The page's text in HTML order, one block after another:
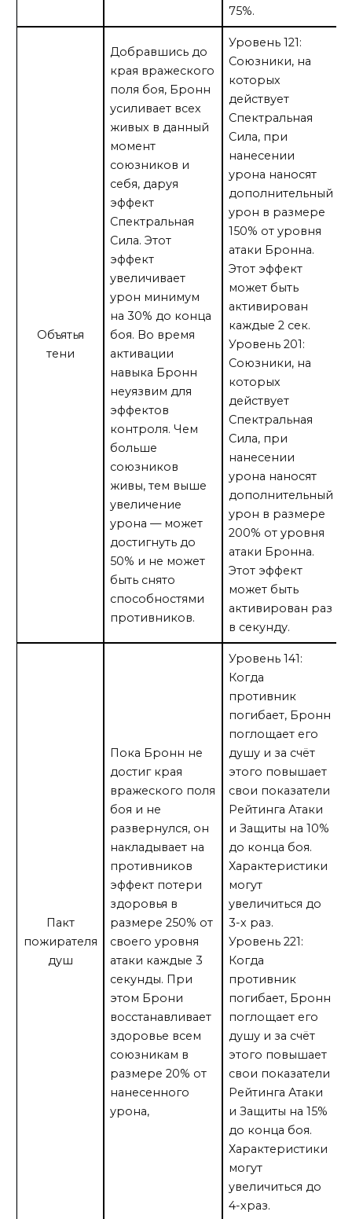
75%.
Объятья
тени
Добравшись до
края вражеского
поля боя, Бронн
усиливает всех
живых в данный
момент
союзников и
себя, даруя
эффект
Спектральная
Сила. Этот
эффект
увеличивает
урон минимум
на 30% до конца
боя. Во время
активации
навыка Бронн
неуязвим для
эффектов
контроля. Чем
больше
союзников
живы, тем выше
увеличение
урона — может
достигнуть до
50% и не может
быть снято
способностями
противников.
Уровень 121:
Союзники, на
которых
действует
Спектральная
Сила, при
нанесении
урона наносят
дополнительный
урон в размере
150% от уровня
атаки Бронна.
Этот эффект
может быть
активирован
каждые 2 сек.
Уровень 201:
Союзники, на
которых
действует
Спектральная
Сила, при
нанесении
урона наносят
дополнительный
урон в размере
200% от уровня
атаки Бронна.
Этот эффект
может быть
активирован раз
в секунду.
Пакт
пожирателя
душ
Пока Бронн не
достиг края
вражеского поля
боя и не
развернулся, он
накладывает на
противников
эффект потери
здоровья в
размере 250% от
своего уровня
атаки каждые 3
секунды. При
этом Брони
восстанавливает
здоровье всем
союзникам в
размере 20% от
нанесенного
урона,
Уровень 141:
Когда
противник
погибает, Бронн
поглощает его
душу и за счёт
этого повышает
свои показатели
Рейтинга Атаки
и Защиты на 10%
до конца боя.
Характеристики
могут
увеличиться до
3-х раз.
Уровень 221:
Когда
противник
погибает, Бронн
поглощает его
душу и за счёт
этого повышает
свои показатели
Рейтинга Атаки
и Защиты на 15%
до конца боя.
Характеристики
могут
увеличиться до
4-храз.